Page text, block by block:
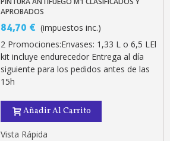
APROBADOS
84,70 € (impuestos inc.)
2 Promociones:Envases: 1,33 L o 6,5 LEl
kit incluye endurecedor Entrega al día
siguiente para los pedidos antes de las
15h
Añadir Al Carrito
Vista Rápida